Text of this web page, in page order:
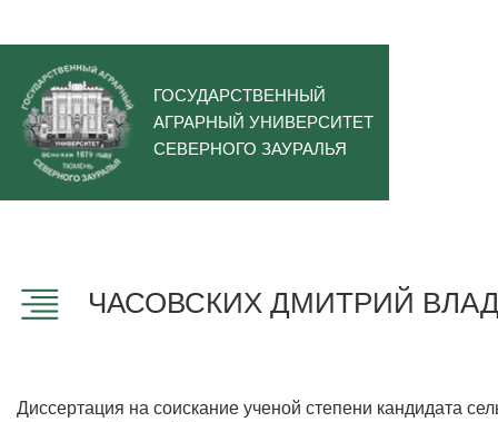
ГОСУДАРСТВЕННЫЙ
АГРАРНЫЙ УНИВЕРСИТЕТ
СЕВЕРНОГО ЗАУРАЛЬЯ
ЧАСОВСКИХ ДМИТРИЙ
Диссертация на соискание ученой степени кандидата